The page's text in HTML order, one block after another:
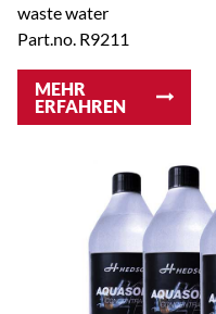
waste water
Part.no. R9211
MEHR
ERFAHREN